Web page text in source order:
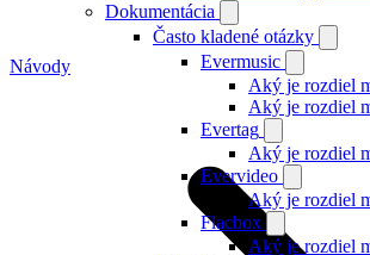
Dokumentácia
Často kladené otázky
Evermusic
Aký je rozdiel
Aký je rozdiel
Evertag
Aký je rozdiel
Evervideo
Aký je rozdiel
Flacbox
Aký je rozdiel
Návody